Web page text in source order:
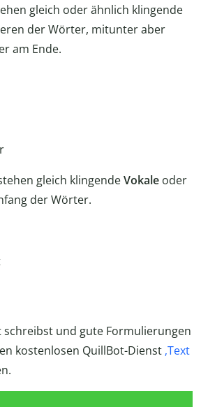
gleich oder ähnlich klingende
der Wörter, mitunter aber
am Ende.
r
gleich klingendeVokale oder
der Wörter.
schreibst und gute Formulierungen
kostenlosen QuillBot-Dienst ‚Text